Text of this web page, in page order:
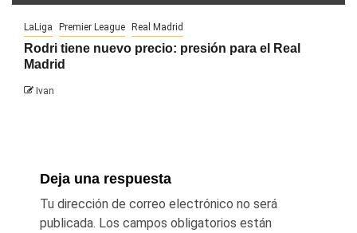
LaLiga Premier League Real Madrid
Rodri tiene nuevo precio: presión para el Real
Madrid
Ivan
Deja una respuesta
Tu dirección de correo electrónico no será
publicada. Los campos obligatorios están